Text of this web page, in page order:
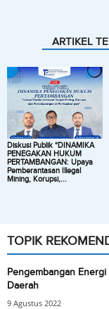
ARTIKEL
Diskusi Publik “DINAMIKA
PENEGAKAN HUKUM
PERTAMBANGAN: Upaya
Pemberantasan Illegal
Mining, Korupsi,...
TOPIK
Pengembangan
Daerah
9 Agustus 2022